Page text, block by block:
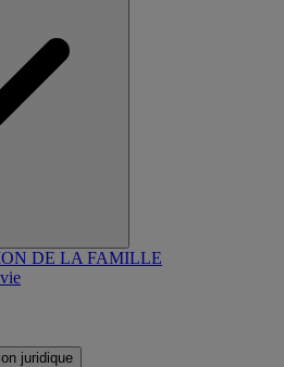
DE LA FAMILLE
juridique